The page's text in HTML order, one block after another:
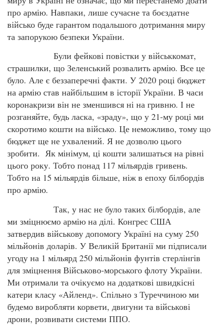
про армію. Навпаки, лише сучасне та боєздатне
військо буде гарантом подальшого дотримання миру
та запорукою безпеки України.
Були фейкові повістки у військкомат,
страшилки, що Зеленський розвалить армію. Все це
було. Але є беззаперечні факти. У 2020 році бюджет
на армію став найбільшим в історії України. В часи
коронакризи він не зменшився ні на гривню. І не
розганяйте, будь ласка, «зраду», що у 21-му році ми
скоротимо кошти на військо. Це неможливо, тому що
бюджет ще не ухвалений. Я не дозволю цього
зробити. Як мінімум, ці кошти залишаться на рівні
цього року. Тобто понад 117 мільярдів гривень.
Тобто на 15 мільярдів більше, ніж в епоху білбордів
про армію.
Так, у нас не було таких білбордів, але
ми зміцнюємо армію на ділі. Конгрес США
затвердив військову допомогу Україні на суму 250
мільйонів доларів. У Великій Британії ми підписали
угоду на 1 мільярд 250 мільйонів фунтів стерлінгів
для зміцнення Військово-морського флоту України.
Ми отримали та очікуємо на додаткові швидкісні
катери класу «Айленд». Спільно з Туреччиною ми
будемо виробляти корвети, двигуни та військові
дрони, розвивати системи ППО.